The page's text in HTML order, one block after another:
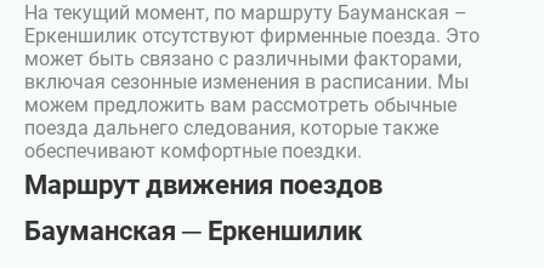
На текущий момент, по маршруту Бауманская –
Еркеншилик отсутствуют фирменные поезда. Это
может быть связано с различными факторами,
включая сезонные изменения в расписании. Мы
можем предложить вам рассмотреть обычные
поезда дальнего следования, которые также
обеспечивают комфортные поездки.
Маршрут движения поездов
Бауманская ─ Еркеншилик